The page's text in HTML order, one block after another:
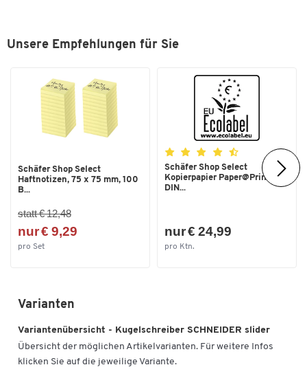
Unsere Empfehlungen für Sie
Schäfer Shop Select
Haftnotizen, 75 x 75 mm, 100
B...
statt € 12,48
nur € 9,29
pro Set
Schäfer Shop Select
Kopierpapier Paper@Print,
DIN...
nur € 24,99
pro Ktn.
Varianten
Variantenübersicht - Kugelschreiber SCHNEIDER slider
Übersicht der möglichen Artikelvarianten. Für weitere Infos
klicken Sie auf die jeweilige Variante.